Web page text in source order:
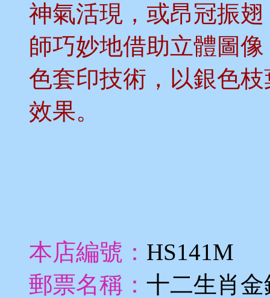
神氣活現，或昂冠振
師巧妙地借助立體圖
色套印技術，以銀色
效果。
本店編號： HS141M
郵票名稱： 十二生肖